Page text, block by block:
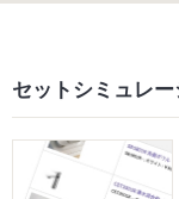
セットシミュレ